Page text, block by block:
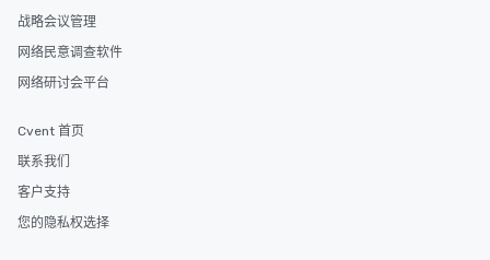
战略会议管理
网络民意调查软件
网络研讨会平台
Cvent 首页
联系我们
客户支持
您的隐私权选择